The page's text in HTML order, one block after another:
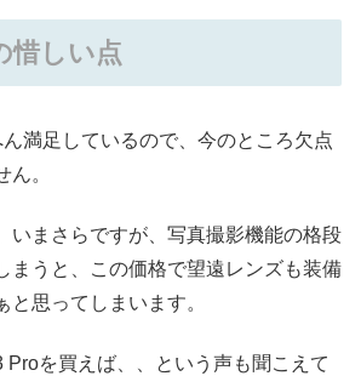
惜しい点
満足しているので、今のところ欠点
ん。
いまさらですが、写真撮影機能の格段
まうと、この価格で望遠レンズも装備
と思ってしまいます。
Proを買えば、、という声も聞こえて